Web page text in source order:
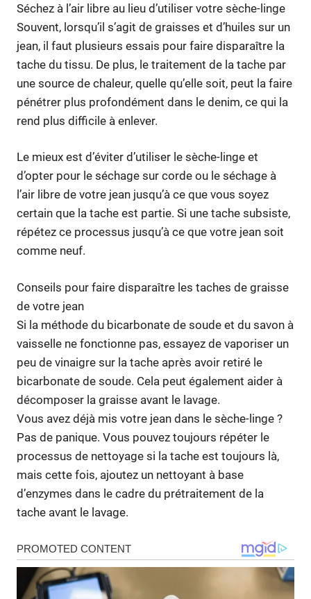
Séchez à l’air libre au lieu d’utiliser votre sèche-linge
Souvent, lorsqu’il s’agit de graisses et d’huiles sur un
jean, il faut plusieurs essais pour faire disparaître la
tache du tissu. De plus, le traitement de la tache par
une source de chaleur, quelle qu’elle soit, peut la faire
pénétrer plus profondément dans le denim, ce qui la
rend plus difficile à enlever.
Le mieux est d’éviter d’utiliser le sèche-linge et
d’opter pour le séchage sur corde ou le séchage à
l’air libre de votre jean jusqu’à ce que vous soyez
certain que la tache est partie. Si une tache subsiste,
répétez ce processus jusqu’à ce que votre jean soit
comme neuf.
Conseils pour faire disparaître les taches de graisse
de votre jean
Si la méthode du bicarbonate de soude et du savon à
vaisselle ne fonctionne pas, essayez de vaporiser un
peu de vinaigre sur la tache après avoir retiré le
bicarbonate de soude. Cela peut également aider à
décomposer la graisse avant le lavage.
Vous avez déjà mis votre jean dans le sèche-linge ?
Pas de panique. Vous pouvez toujours répéter le
processus de nettoyage si la tache est toujours là,
mais cette fois, ajoutez un nettoyant à base
d’enzymes dans le cadre du prétraitement de la
tache avant le lavage.